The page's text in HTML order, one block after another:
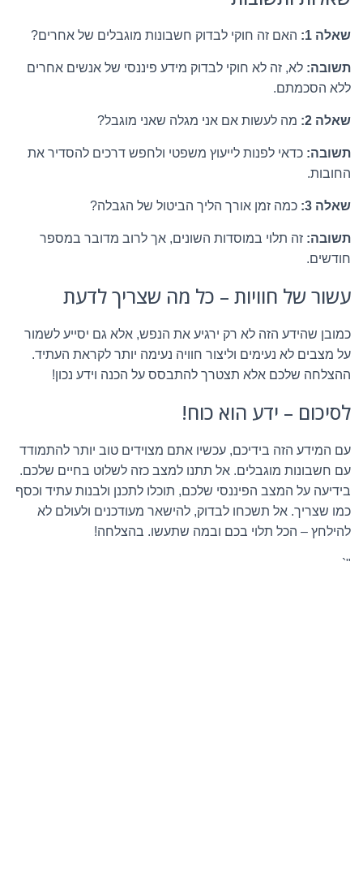
שאלה 1: האם זה חוקי לבדוק חשבונות מוגבלים של אחרים?
תשובה: לא, זה לא חוקי לבדוק מידע פיננסי של אנשים אחרים
ללא הסכמתם.
שאלה 2: מה לעשות אם אני מגלה שאני מוגבל?
תשובה: כדאי לפנות לייעוץ משפטי ולחפש דרכים להסדיר את
החובות.
שאלה 3: כמה זמן אורך הליך הביטול של הגבלה?
תשובה: זה תלוי במוסדות השונים, אך לרוב מדובר במספר
חודשים.
עשור של חוויות – כל מה שצריך לדעת
כמובן שהידע הזה לא רק ירגיע את הנפש, אלא גם יסייע לשמור
על מצבים לא נעימים וליצור חוויה נעימה יותר לקראת העתיד.
ההצלחה שלכם אלא תצטרך להתבסס על הכנה וידע נכון!
לסיכום – ידע הוא כוח!
עם המידע הזה בידיכם, עכשיו אתם מצוידים טוב יותר להתמודד
עם חשבונות מוגבלים. אל תתנו למצב כזה לשלוט בחיים שלכם.
בידיעה על המצב הפיננסי שלכם, תוכלו לתכנן ולבנות עתיד וכסף
כמו שצריך. אל תשכחו לבדוק, להישאר מעודכנים ולעולם לא
להילחץ – הכל תלוי בכם ובמה שתעשו. בהצלחה!
"`